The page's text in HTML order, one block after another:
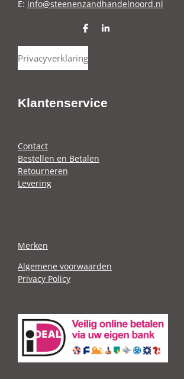
E: info@steenenzandhandelnoord.nl
D
l
e
n
S
Privacyverklaring
Klantenservice
Contact
Bestellen en Betalen
Retourneren
Levering
Merken
Algemene voorwaarden
Privacy Policy